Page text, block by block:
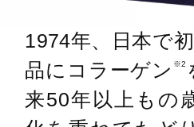
1974年、日本で
品にコラーゲン ※2
来50年以上もの